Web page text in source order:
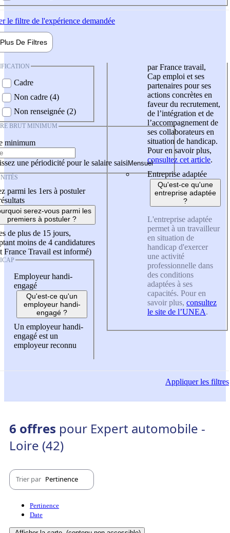
le filtre de l'expérience demandée
Plus De Filtres
Cadre
Non cadre (4)
Non renseignée (2)
BRUT MINIMUM
minimum
une périodicité pour le salaire saisi
parmi les 1ers à postuler
serez-vous parmi les
premiers à postuler ?
de plus de 15 jours,
moins de 4 candidatures
France Travail est informé)
Employeur handi-
engagé
Qu'est-ce qu'un
employeur handi-
engagé ?
Un employeur handi-
engagé est un
employeur reconnu
par France travail,
Cap emploi et ses
partenaires pour ses
actions concrètes en
faveur du recrutement,
de l’intégration et de
l’accompagnement de
ses collaborateurs en
situation de handicap.
Pour en savoir plus,
consultez cet article.
Entreprise adaptée
Qu'est-ce qu'une
entreprise adaptée
?
L'entreprise adaptée
permet à un travailleur
en situation de
handicap d'exercer
une activité
professionnelle dans
des conditions
adaptées à ses
capacités. Pour en
savoir plus, consultez
le site de l’UNEA.
Appliquerles filtres
6 offres pour Expert automobile -
Loire (42)
Trier par Pertinence
Pertinence
Date